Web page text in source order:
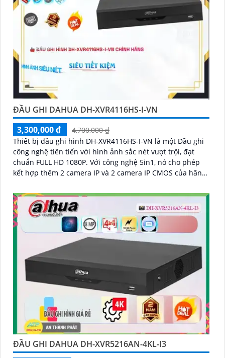
ĐẦU GHI DAHUA DH-XVR4116HS-I-VN
3,300,000 ₫
4,700,000 ₫
Thiết bị đầu ghi hình DH-XVR4116HS-I-VN là một Đầu ghi
công nghệ tiên tiến với hình ảnh sắc nét vượt trội, đạt
chuẩn FULL HD 1080P. Với công nghệ 5in1, nó cho phép
kết hợp thêm 2 camera IP và 2 camera IP CMOS của hãng
ĐẦU GHI DAHUA DH-XVR5216AN-4KL-I3